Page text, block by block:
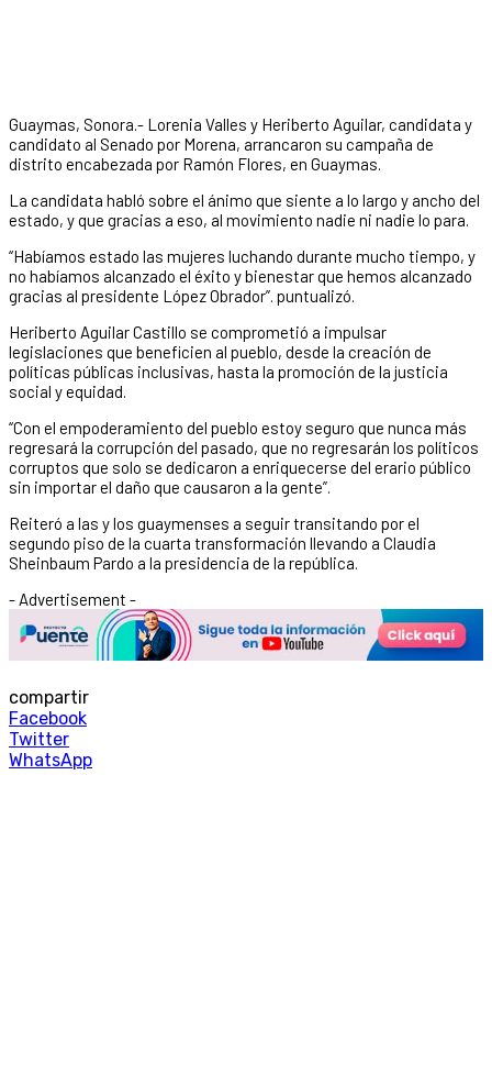
Guaymas, Sonora.- Lorenia Valles y Heriberto Aguilar, candidata y
candidato al Senado por Morena, arrancaron su campaña de
distrito encabezada por Ramón Flores, en Guaymas.
La candidata habló sobre el ánimo que siente a lo largo y ancho del
estado, y que gracias a eso, al movimiento nadie ni nadie lo para.
“Habíamos estado las mujeres luchando durante mucho tiempo, y
no habíamos alcanzado el éxito y bienestar que hemos alcanzado
gracias al presidente López Obrador”. puntualizó.
Heriberto Aguilar Castillo se comprometió a impulsar
legislaciones que beneficien al pueblo, desde la creación de
políticas públicas inclusivas, hasta la promoción de la justicia
social y equidad.
“Con el empoderamiento del pueblo estoy seguro que nunca más
regresará la corrupción del pasado, que no regresarán los políticos
corruptos que solo se dedicaron a enriquecerse del erario público
sin importar el daño que causaron a la gente”.
Reiteró a las y los guaymenses a seguir transitando por el
segundo piso de la cuarta transformación llevando a Claudia
Sheinbaum Pardo a la presidencia de la república.
- Advertisement -
compartir
Facebook
Twitter
WhatsApp